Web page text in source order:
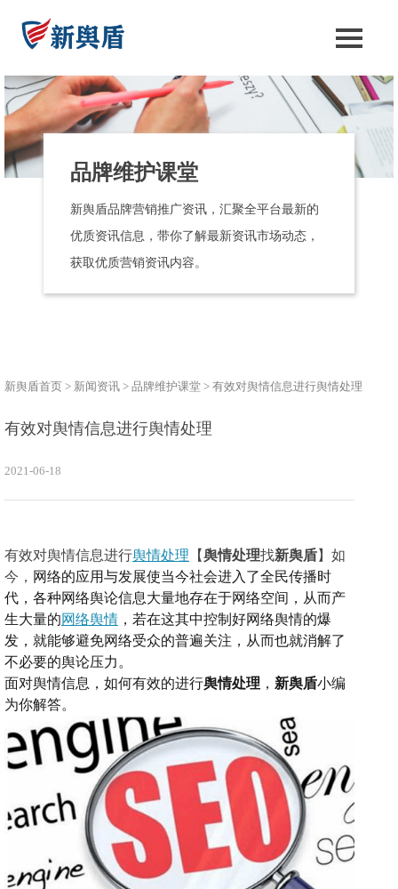
品牌维护课堂
新舆盾品牌营销推广资讯，汇聚全平台最新的
优质资讯信息，带你了解最新资讯市场动态，
获取优质营销资讯内容。
新舆盾首页 > 新闻资讯 > 品牌维护课堂 > 有效对舆情信息进行舆情处理
有效对舆情信息进行舆情处理
2021-06-18
有效对舆情信息进行舆情处理 【舆情处理找新舆盾】如
今， 网络的应用与发展使当今社会进入了全民传播时
代，各种网络舆论信息大量地存在于网络空间， 从而产
生大量的网络舆情 ，若在这其中控制好网络舆情的爆
发，就能够避免网络受众的普遍关注，从而也就消解了
不必要的舆论压力。
面对舆情信息，如何有效的进行舆情处理 ， 新舆盾小编
为你解答。